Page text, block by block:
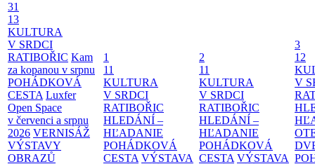
31
13
KULTURA
V SRDCI
RATIBOŘIC Kam
za kopanou v srpnu
POHÁDKOVÁ
CESTA Luxfer
Open Space
v červenci a srpnu
2026 VERNISÁŽ
VÝSTAVY
OBRAZŮ
1
11
KULTURA
V SRDCI
RATIBOŘIC
HLEDÁNÍ –
HĽADANIE
POHÁDKOVÁ
CESTA VÝSTAVA
2
11
KULTURA
V SRDCI
RATIBOŘIC
HLEDÁNÍ –
HĽADANIE
POHÁDKOVÁ
CESTA VÝSTAVA
3
12
V